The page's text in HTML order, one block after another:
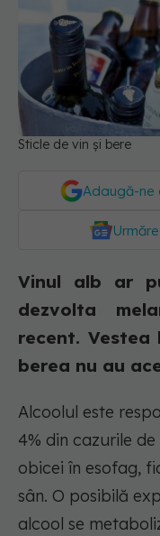
Sticle de vin și bere
Adaugă-ne
Vinul alb ar
dezvolta
recent. Vestea
berea nu au
Alcoolul este
4% din cazurile
obicei în esofag,
sân. O posibilă
alcool se